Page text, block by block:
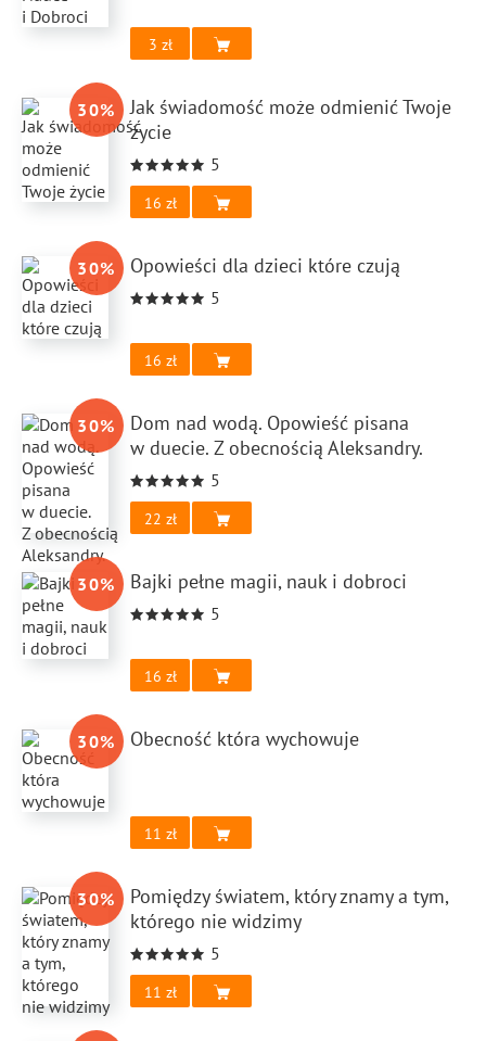
3
30%
Jak świadomość może odmienić Twoje
życie
5
16
30% Opowieści dla dzieci które czują
5
16
30%
Dom nad wodą. Opowieść pisana
w duecie. Z obecnością Aleksandry.
5
22
30% Bajki pełne magii, nauk i dobroci
5
16
30% Obecność która wychowuje
11
30%
Pomiędzy światem, który znamy a tym,
którego nie widzimy
5
11